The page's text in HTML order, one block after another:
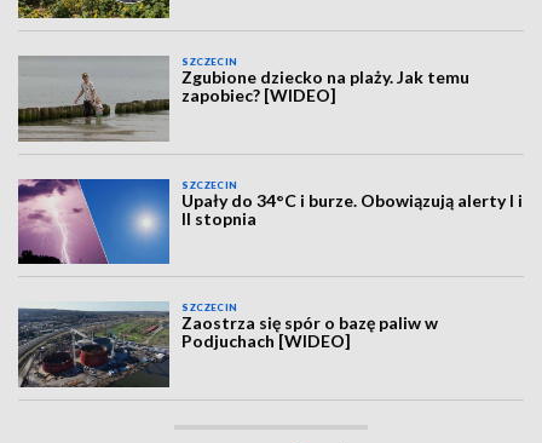
SZCZECIN
Zgubione dziecko na plaży. Jak temu
zapobiec? [WIDEO]
SZCZECIN
Upały do 34°C i burze. Obowiązują alerty I i
II stopnia
SZCZECIN
Zaostrza się spór o bazę paliw w
Podjuchach [WIDEO]